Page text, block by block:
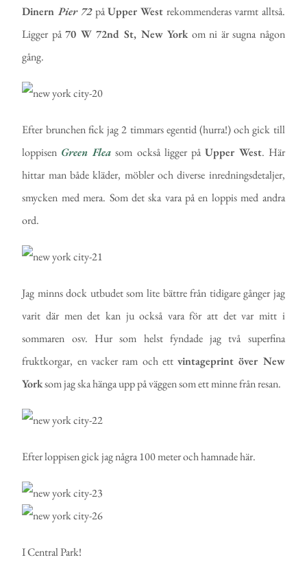
Dinern Pier 72påUpper West rekommenderas varmt alltså.
Ligger på70 W 72nd St, New Yorkom ni är sugna någon
gång.
Efter brunchen fick jag 2 timmars egentid (hurra!) och gick till
loppisen Green Flea som också ligger på Upper West. Här
hittar man både kläder, möbler och diverse inredningsdetaljer,
smycken med mera. Som det ska vara på en loppis med andra
ord.
Jag minns dock utbudet som lite bättre från tidigare gånger jag
varit där men det kan ju också vara för att det var mitt i
sommaren osv. Hur som helst fyndade jag två superfina
fruktkorgar, en vacker ram och ettvintageprint över New
Yorksom jag ska hänga upp på väggen som ett minne från resan.
Efter loppisen gick jag några 100 meter och hamnade här.
I Central Park!